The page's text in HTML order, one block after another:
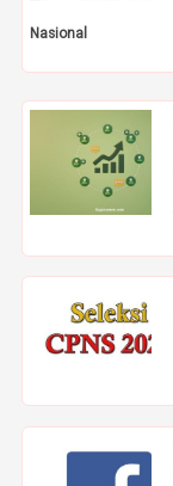
Nasional